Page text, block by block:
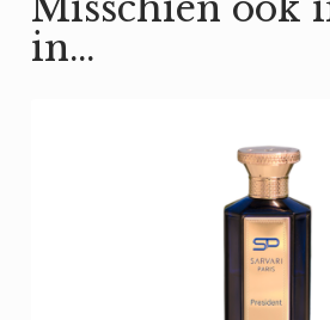
in…